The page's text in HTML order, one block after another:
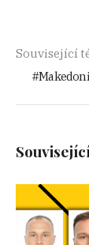
Související